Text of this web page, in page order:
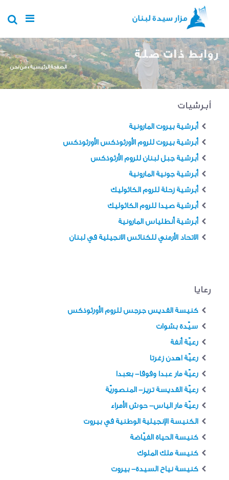
Skip to main content
روابط ذات صلة
You are here الصفحة الرئيسية»من نحن
أبرشيات
أبرشية بيروت المارونية
أبرشية بيروت للروم الأورثوذكس الأورثوذكس
أبرشية جبل لبنان للروم الأرثوذكس
أبرشية جونية المارونية
أبرشية زحلة للروم الكاثوليك
أبرشية صيدا للروم الكاثوليك
أبرشية أنطلياس المارونية
الاتحاد الأرمني للكنائس الانجيلية في لبنان
رعايا
كنيسة القديس جرجس للروم الأورثوذكس
سيّدة بشوات
رعيّة أنفة
رعيّة اهدن زغرتا
رعيّة مار عبدا وفوقا- بعبدا
رعيّة القديسة تريز- المنصوريّة
رعيّة مار الياس- حوش الأمراء
الكنيسة الإنجيلية الوطنية في بيروت
كنيسة الحياة الفيّاضة
كنيسة ملك الملوك
كنيسة نياح السيدة- بيروت